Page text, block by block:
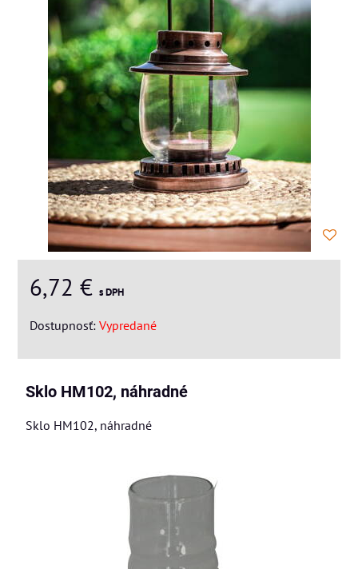
6,72 € s DPH
Dostupnosť: Vypredané
Sklo HM102, náhradné
Sklo HM102, náhradné